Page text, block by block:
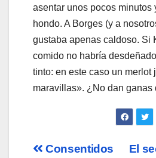
asentar unos pocos minutos
hondo. A Borges (y a
gustaba apenas caldoso. Si
comido no habría
tinto: en este caso un merlot
maravillas». ¿No dan ganas
Navegación
El
Consentidos